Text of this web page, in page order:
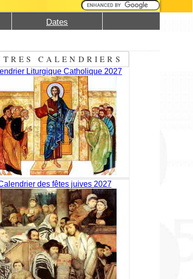
Dates
CALENDRIERS
Liturgique Catholique 2027
des fêtes juives 2027